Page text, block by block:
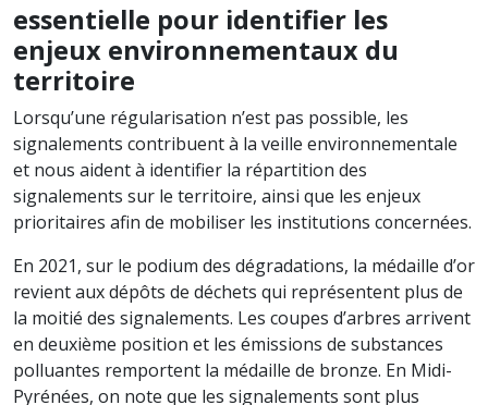
essentielle pour identifier les
enjeux environnementaux du
territoire
Lorsqu’une régularisation n’est pas possible, les
signalements contribuent à la veille environnementale
et nous aident à identifier la répartition des
signalements sur le territoire, ainsi que les enjeux
prioritaires afin de mobiliser les institutions concernées.
En 2021, sur le podium des dégradations, la médaille d’or
revient aux dépôts de déchets qui représentent plus de
la moitié des signalements. Les coupes d’arbres arrivent
en deuxième position et les émissions de substances
polluantes remportent la médaille de bronze. En Midi-
Pyrénées, on note que les signalements sont plus